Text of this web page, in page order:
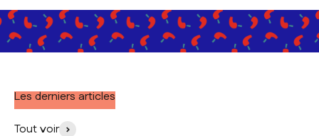
Les derniers articles
Tout voir